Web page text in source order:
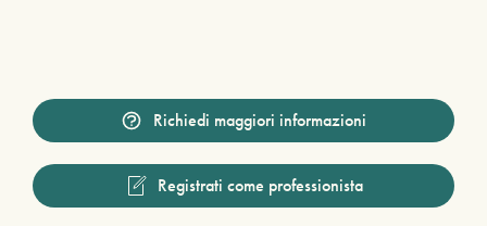
Richiedi maggiori informazioni
Registrati come professionista